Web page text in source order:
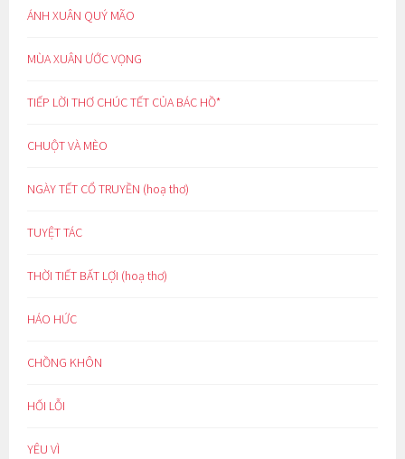
ÁNH XUÂN QUÝ MÃO
MÙA XUÂN ƯỚC VỌNG
TIẾP LỜI THƠ CHÚC TẾT CỦA BÁC HỒ*
CHUỘT VÀ MÈO
NGÀY TẾT CỔ TRUYỀN (hoạ thơ)
TUYỆT TÁC
THỜI TIẾT BẤT LỢI (hoạ thơ)
HÁO HỨC
CHỒNG KHÔN
HỐI LỖI
YÊU VÌ